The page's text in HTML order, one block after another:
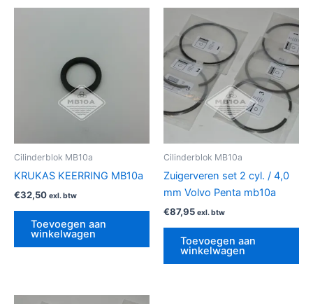
Cilinderblok MB10a
KRUKAS KEERRING MB10a
€32,50 exl. btw
Toevoegen aan
winkelwagen
Cilinderblok MB10a
Zuigerveren set 2 cyl. / 4,0
mm Volvo Penta mb10a
€87,95 exl. btw
Toevoegen aan
winkelwagen